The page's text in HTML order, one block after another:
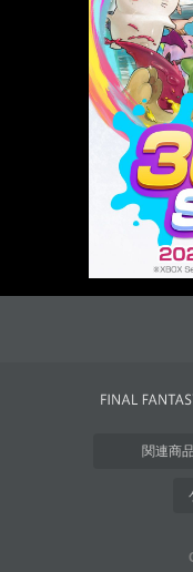
関連商品